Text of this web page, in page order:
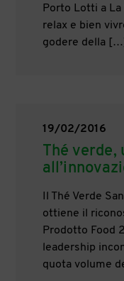
Porto Lotti a La
relax e bien
godere della […]
19/02/2016
Thé verde,
Il Thé Verde
ottiene il
Prodotto Food
leadership
quota volume